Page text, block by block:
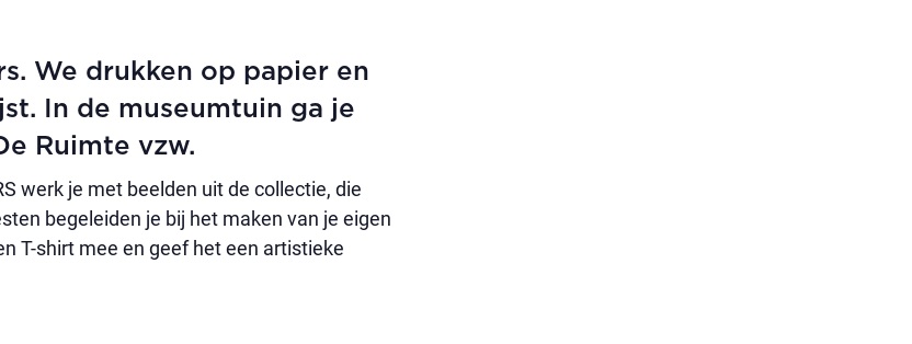
We drukken op papier en
In de museumtuin ga je
Ruimte vzw.
werk je met beelden uit de collectie, die
begeleiden je bij het maken van je eigen
T-shirt mee en geef het een artistieke